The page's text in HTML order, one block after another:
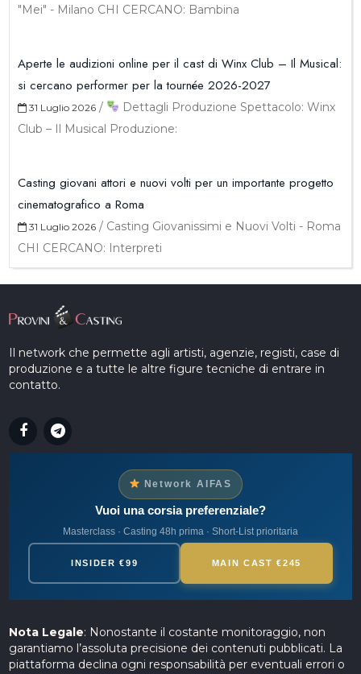
"Mei" - Milano CHI CERCANO: Bambina
Aperte le audizioni online per il cast di Winx Club – Il Musical:
si cercano performer per la tournée 2026-2027
31 Luglio 2026 /
Dettagli Produzione Spettacolo: Winx
Club – Il Musical Produzione:
Casting giovani attori e nuovi volti per un importante progetto
cinematografico a Roma
31 Luglio 2026 / Casting Giovanissimi e Nuovi Volti - Roma
CHI CERCANO: Interpreti
Il network che permette agli artisti, agenzie, registi, case di
produzione e a tutte le altre figure tecniche di entrare in
contatto.
Network AIFAS
Vuoi una corsia preferenziale?
Masterclass · Casting 48h prima · Short-List prioritaria
INSIDER €99 MAIN CAST €245
Nota Legale: Nonostante il costante monitoraggio, non
garantiamo l’assoluta precisione dei contenuti pubblicati. La
piattaforma declina ogni responsabilità per eventuali errori o